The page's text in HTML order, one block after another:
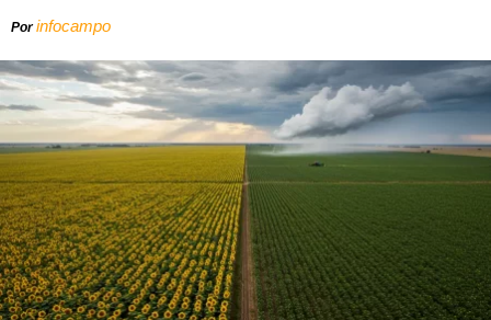
Porinfocampo